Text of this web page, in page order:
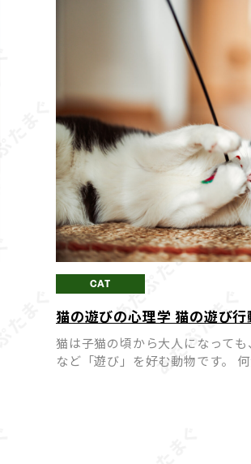
CAT
猫の遊びの心理学 猫の遊び
猫は子猫の頃から大人になって
など「遊び」を好む動物です。